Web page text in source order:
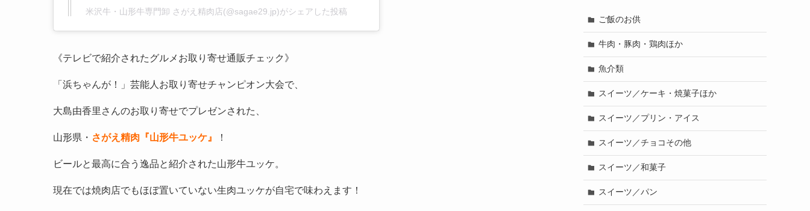
米沢牛・山形牛専門卸 さがえ精肉店(@sagae29.jp)がシェアした投稿
《テレビで紹介されたグルメお取り寄せ通販チェック》
「浜ちゃんが！」芸能人お取り寄せチャンピオン大会で、
大島由香里さんのお取り寄せでプレゼンされた、
山形県・ さがえ精肉『山形牛ユッケ』 ！
ビールと最高に合う逸品と紹介された山形牛ユッケ。
現在では焼肉店でもほぼ置いていない生肉ユッケが自宅で味わえます！
ご飯のお供
牛肉・豚肉・鶏肉ほか
魚介類
スイーツ／ケーキ・焼菓子ほか
スイーツ／プリン・アイス
スイーツ／チョコその他
スイーツ／和菓子
スイーツ／パン